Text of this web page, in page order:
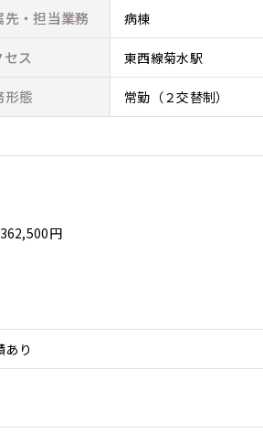
先・担当業務 病棟
セス 東西線菊水駅
形態 常勤（２交替制）
円
り